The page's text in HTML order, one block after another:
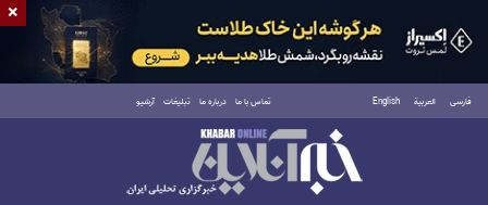
فارسی العربية English تماس با ما درباره ما تبلیغات آرشیو
دوشنبه ۱۹ مرداد ۱۴۰۵
×